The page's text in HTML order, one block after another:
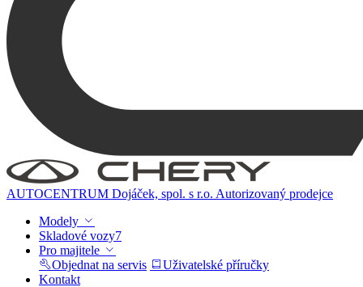
AUTOCENTRUM Dojáček, spol. s r.o. Autorizovaný prodejce
Modely
Skladové vozy7
Pro majitele
Objednat na servis
Uživatelské příručky
Kontakt